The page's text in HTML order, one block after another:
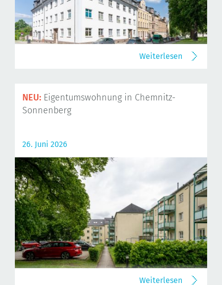
Weiterlesen
NEU: Eigentumswohnung in Chemnitz-
Sonnenberg
26. Juni 2026
Weiterlesen